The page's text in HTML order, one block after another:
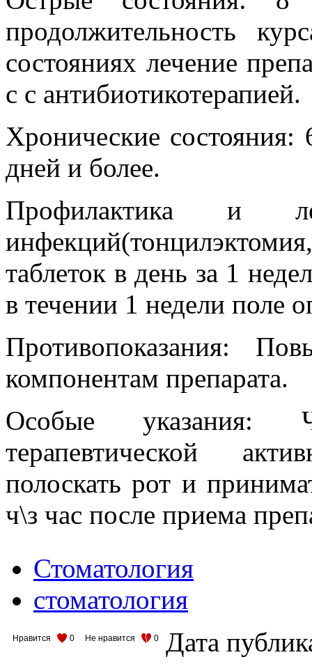
продолжительность
состояниях лечение
с с антибиотикотерапией.
Хронические состояния:
дней и более.
Профилактика и
таблеток в день за 1
в течении 1 недели поле
Противопоказания:
компонентам препарата.
Особые указания:
терапевтической
полоскать рот и
ч\з час после приема
Стоматология
стоматология
Нравится 0 Не нравится 0
Дата